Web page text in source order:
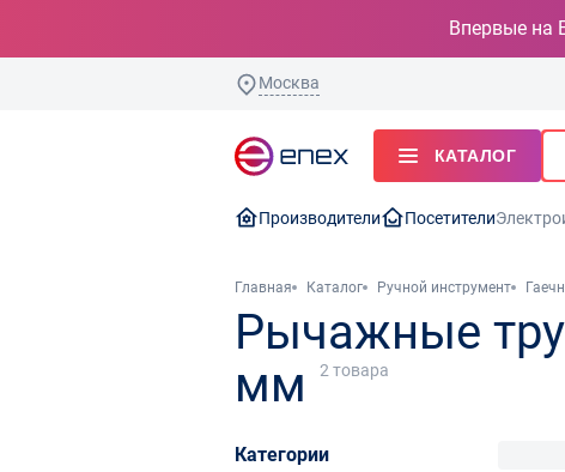
Впервые на
Москва
КАТАЛОГ
Производители Посетители
Главная Каталог Ручной инструмент
Рычажные
мм
2 товара
Категории